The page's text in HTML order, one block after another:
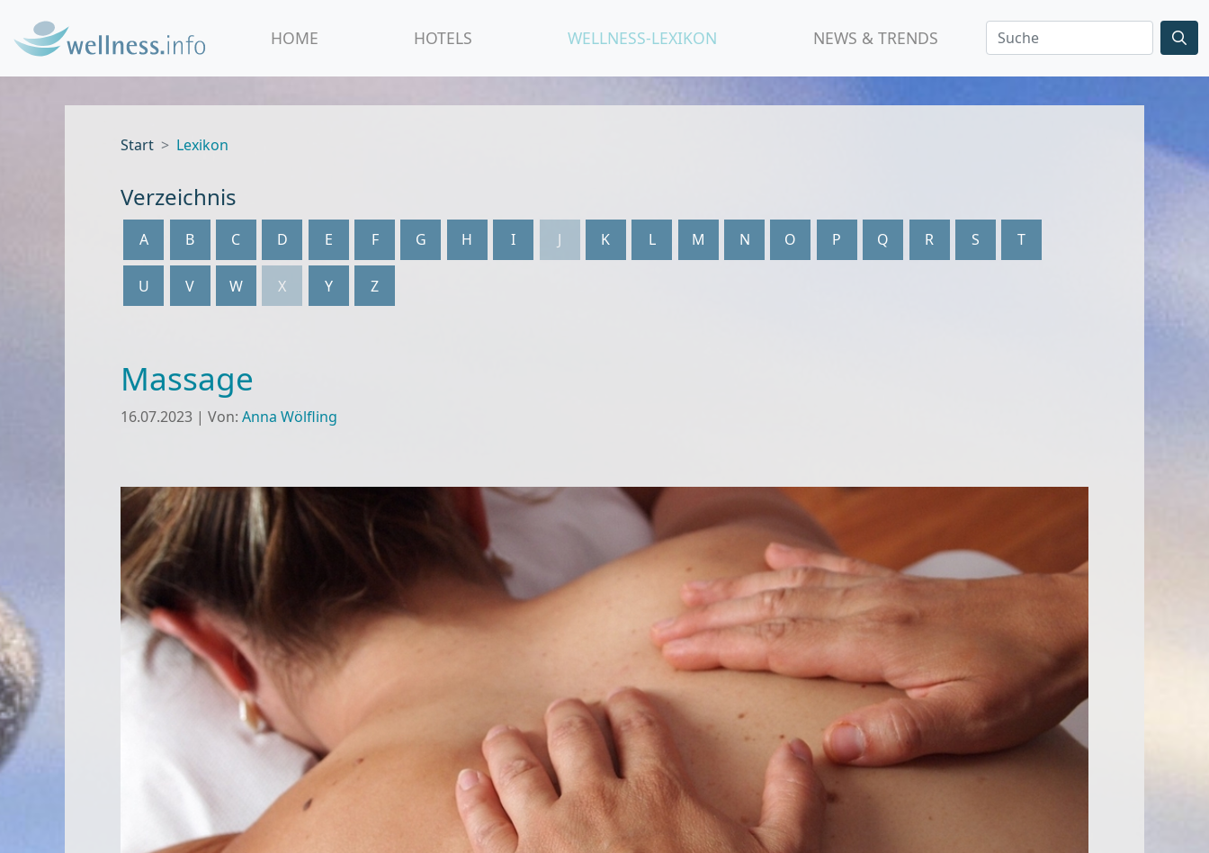
HOME HOTELS WELLNESS-LEXIKON NEWS & TRENDS
Start Lexikon
Verzeichnis
A B C D E F G H I J K L M N O P Q R S T
U V W X Y Z
Massage
16.07.2023 | Von: Anna Wölfling